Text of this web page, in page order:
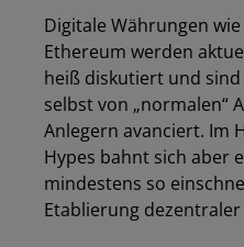
Digitale Währungen
Ethereum werden
heiß diskutiert und
selbst von „normalen“
Anlegern avanciert. Im
Hypes bahnt sich aber
mindestens so
Etablierung